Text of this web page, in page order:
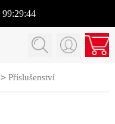
99:29:44
> Příslušenství